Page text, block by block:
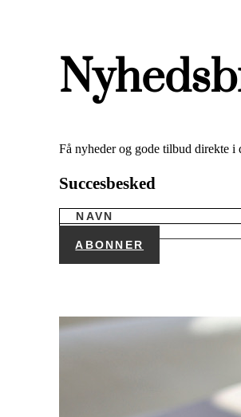
Få nyheder og gode tilbud direkte i
Succesbesked
ABONNER